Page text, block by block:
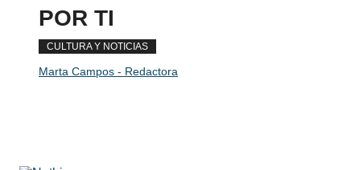
POR TI
CULTURA Y NOTICIAS
Marta Campos - Redactora